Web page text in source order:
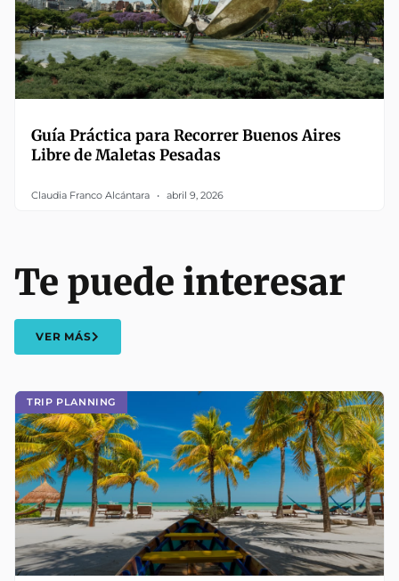
Guía Práctica para Recorrer Buenos Aires
Libre de Maletas Pesadas
Claudia Franco Alcántara abril 9, 2026
TRIP PLANNING
Te puede interesar
VER MÁS